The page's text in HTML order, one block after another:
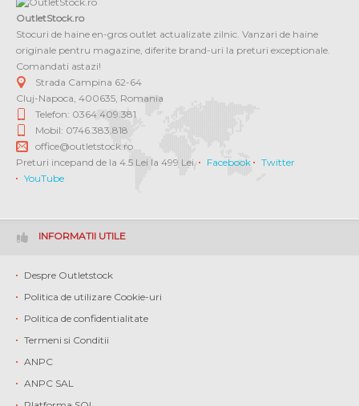
OutletStock.ro
Stocuri de haine en-gros outlet actualizate zilnic. Vanzari de haine
originale pentru magazine, diferite brand-uri la preturi exceptionale.
Comandati astazi!
Strada Campina 62-64
Cluj-Napoca, 400635, Romania
Telefon: 0364 409.381
Mobil: 0746.383.818
office@outletstock.ro
Preturi incepand de la 4.5 Lei la 499 Lei.
Facebook
Twitter
YouTube
INFORMATII UTILE
Despre Outletstock
Politica de utilizare Cookie-uri
Politica de confidentialitate
Termeni si Conditii
ANPC
ANPC SAL